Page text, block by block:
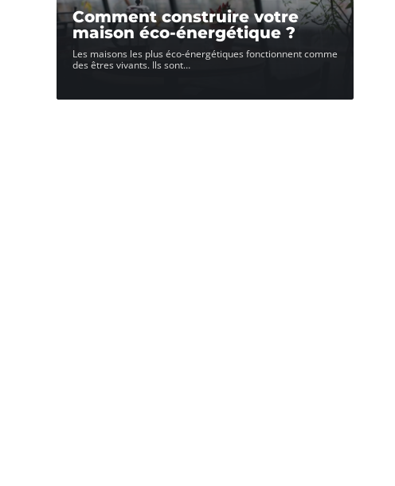
Comment construire votre
maison éco-énergétique ?
Les maisons les plus éco-énergétiques fonctionnent comme
des êtres vivants. Ils sont…